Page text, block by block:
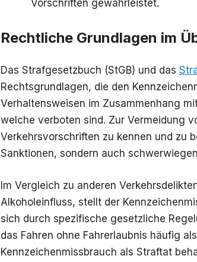
Vorschriften gewährleistet.
Rechtliche Grundlagen im
Das Strafgesetzbuch (StGB) und das
Rechtsgrundlagen, die den
Verhaltensweisen im Zusammenhang
welche verboten sind. Zur Vermeidung
Verkehrsvorschriften zu kennen und zu
Sanktionen, sondern auch
Im Vergleich zu anderen
Alkoholeinfluss, stellt der
sich durch spezifische gesetzliche
das Fahren ohne Fahrerlaubnis häufig
Kennzeichenmissbrauch als Straftat